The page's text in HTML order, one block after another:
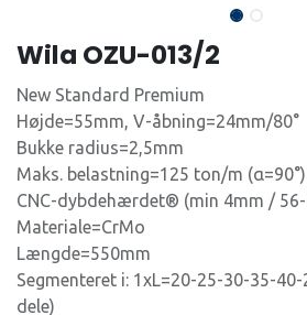
Wila OZU-013/2
New Standard Premium
Højde=55mm, V-åbning=24mm/80°
Bukke radius=2,5mm
Maks. belastning=125 ton/m (α=90°)
CNC-dybdehærdet® (min 4mm / 56-
Materiale=CrMo
Længde=550mm
Segmenteret i: 1xL=20-25-30-35-
dele)